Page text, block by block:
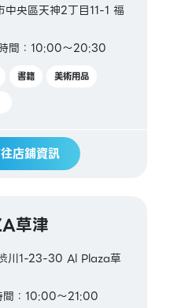
央區天神2丁目11-1 福
間：10:00～20:30
書籍
美術用品
店鋪資訊
草津
川1-23-30 Al Plaza草
間：10:00～21:00